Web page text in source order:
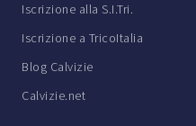
Iscrizione alla S.I.Tri.
Iscrizione a TricoItalia
Blog Calvizie
Calvizie.net